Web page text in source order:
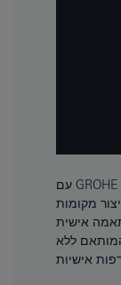
עם GROHE SPA אנו בוחרים רק את המוצרים
מקומות
אישית
ללא